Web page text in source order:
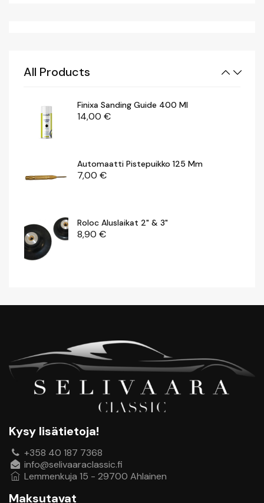
All Products
Finixa Sanding Guide 400 Ml
14,00 €
Automaatti Pistepuikko 125 Mm
7,00 €
Roloc Aluslaikat 2" & 3"
8,90 €
Puhdistusharja 23, Karkea Mm
29,00€
Finixa Sanding Guide 400 Ml
14,00 €
Automaatti Pistepuikko 125 Mm
7,00€
Kysy lisätietoja!
+358 40 187 7368
info@selivaaraclassic.fi
Lemmenkuja 15 - 29700 Ahlainen
Maksutavat